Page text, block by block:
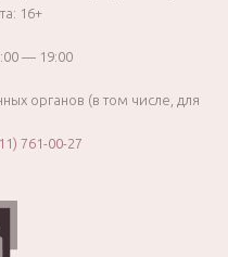
16+
— 19:00
органов (в том числе, для
761-00-27